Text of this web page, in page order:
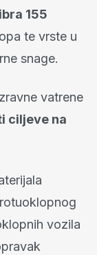
155
te vrste u
snage.
vatrene
ciljeve na
vozila